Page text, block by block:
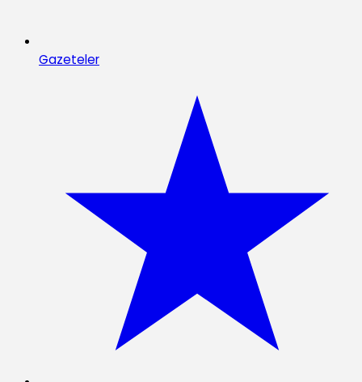
Gazeteler